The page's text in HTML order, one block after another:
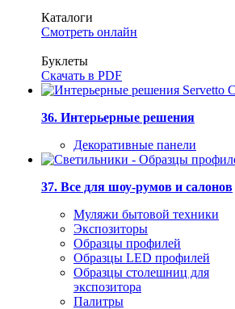
Каталоги
Смотреть онлайн
Буклеты
Скачать в PDF
36. Интерьерные решения
Декоративные панели
37. Все для шоу-румов и салонов
Муляжи бытовой техники
Экспозиторы
Образцы профилей
Образцы LED профилей
Образцы столешниц для
экспозитора
Палитры